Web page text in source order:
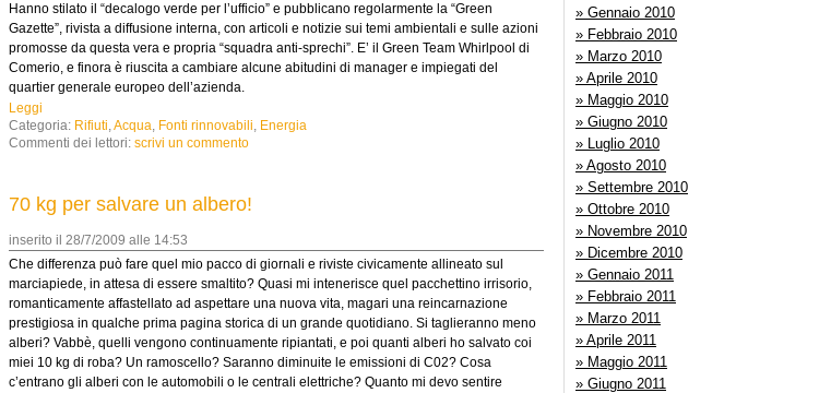
Hanno stilato il “decalogo verde per l’ufficio” e pubblicano regolarmente la “Green
Gazette”, rivista a diffusione interna, con articoli e notizie sui temi ambientali e sulle azioni
promosse da questa vera e propria “squadra anti-sprechi”. E’ il Green Team Whirlpool di
Comerio, e finora è riuscita a cambiare alcune abitudini di manager e impiegati del
quartier generale europeo dell’azienda.
Leggi
Categoria: Rifiuti,Acqua, Fonti rinnovabili, Energia
Commenti dei lettori: scrivi un commento
70 kg per salvare un albero!
inserito il 28/7/2009 alle 14:53
Che differenza può fare quel mio pacco di giornali e riviste civicamente allineato sul
marciapiede, in attesa di essere smaltito? Quasi mi intenerisce quel pacchettino irrisorio,
romanticamente affastellato ad aspettare una nuova vita, magari una reincarnazione
prestigiosa in qualche prima pagina storica di un grande quotidiano. Si taglieranno meno
alberi? Vabbè, quelli vengono continuamente ripiantati, e poi quanti alberi ho salvato coi
miei 10 kg di roba? Un ramoscello? Saranno diminuite le emissioni di C02? Cosa
c’entrano gli alberi con le automobili o le centrali elettriche? Quanto mi devo sentire
» Gennaio 2010
» Febbraio 2010
» Marzo 2010
» Aprile 2010
» Maggio 2010
» Giugno 2010
» Luglio 2010
» Agosto 2010
» Settembre 2010
» Ottobre 2010
» Novembre 2010
» Dicembre 2010
» Gennaio 2011
» Febbraio 2011
» Marzo 2011
» Aprile 2011
» Maggio 2011
» Giugno 2011